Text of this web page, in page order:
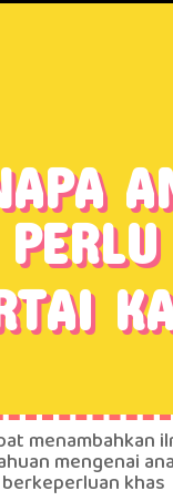
PERLU
menambahkan
mengenai
berkeperluan khas